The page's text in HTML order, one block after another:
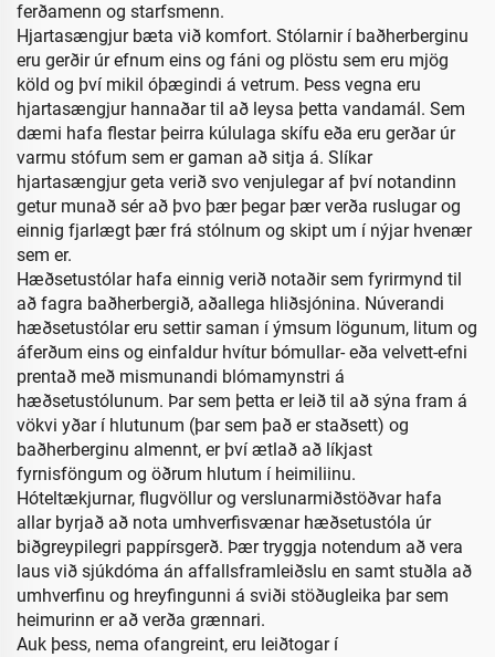
ferðamenn og starfsmenn.
Hjartasængjur bæta við komfort. Stólarnir í baðherberginu
eru gerðir úr efnum eins og fáni og plöstu sem eru mjög
köld og því mikil óþægindi á vetrum. Þess vegna eru
hjartasængjur hannaðar til að leysa þetta vandamál. Sem
dæmi hafa flestar þeirra kúlulaga skífu eða eru gerðar úr
varmu stófum sem er gaman að sitja á. Slíkar
hjartasængjur geta verið svo venjulegar af því notandinn
getur munað sér að þvo þær þegar þær verða ruslugar og
einnig fjarlægt þær frá stólnum og skipt um í nýjar hvenær
sem er.
Hæðsetustólar hafa einnig verið notaðir sem fyrirmynd til
að fagra baðherbergið, aðallega hliðsjónina. Núverandi
hæðsetustólar eru settir saman í ýmsum lögunum, litum og
áferðum eins og einfaldur hvítur bómullar- eða velvett-efni
prentað með mismunandi blómamynstri á
hæðsetustólunum. Þar sem þetta er leið til að sýna fram á
vökvi yðar í hlutunum (þar sem það er staðsett) og
baðherberginu almennt, er því ætlað að líkjast
fyrnisföngum og öðrum hlutum í heimiliinu.
Hóteltækjurnar, flugvöllur og verslunarmiðstöðvar hafa
allar byrjað að nota umhverfisvænar hæðsetustóla úr
biðgreypilegri pappírsgerð. Þær tryggja notendum að vera
laus við sjúkdóma án affallsframleiðslu en samt stuðla að
umhverfinu og hreyfingunni á sviði stöðugleika þar sem
heimurinn er að verða grænnari.
Auk þess, nema ofangreint, eru leiðtogar í